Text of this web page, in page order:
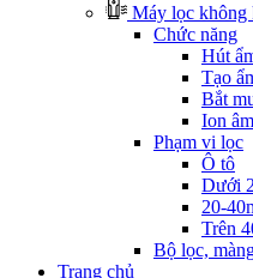
Máy lọc không
Chức năng
Hút
Tạo
Bắt
Ion
Phạm vi lọc
Ô tô
Dưới
20-
Trên
Bộ lọc,
Trang chủ